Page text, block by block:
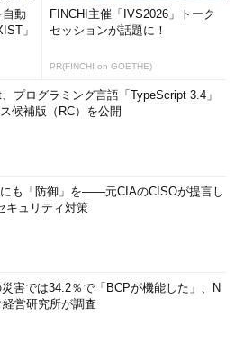
自動
」
FINCHI主催「IVS2026」トーク
セッションが話題に！
PR(FINCHI on GOETHE)
プログラミング言語「TypeScript 3.4」
候補版（RC）を公開
も「防御」を――元CIAのCISOが提言し
キュリティ対策
害では34.2％で「BCPが機能した」、N
営研究所が調査